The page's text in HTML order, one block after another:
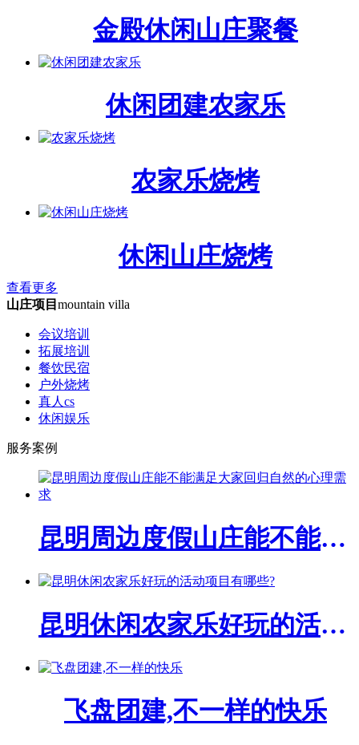
金殿休闲山庄聚餐
休闲团建农家乐
农家乐烧烤
休闲山庄烧烤
查看更多
山庄项目 mountain villa
会议培训
拓展培训
餐饮民宿
户外烧烤
真人cs
休闲娱乐
服务案例
昆明周边度假山庄能不能满足大家回归自然的心理需求
昆明休闲农家乐好玩的活动项目有哪些?
飞盘团建,不一样的快乐